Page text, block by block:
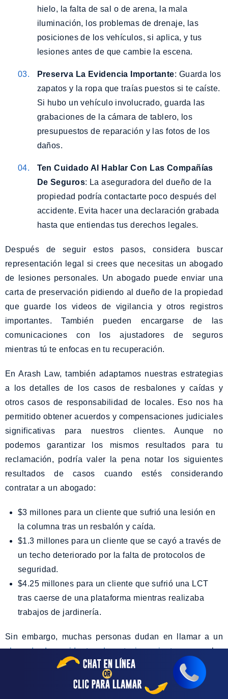
hielo, la falta de sal o de arena, la mala
iluminación, los problemas de drenaje, las
posiciones de los vehículos, si aplica, y tus
lesiones antes de que cambie la escena.
Preserva La Evidencia Importante: Guarda los
zapatos y la ropa que traías puestos si te caíste.
Si hubo un vehículo involucrado, guarda las
grabaciones de la cámara de tablero, los
presupuestos de reparación y las fotos de los
daños.
Ten Cuidado Al Hablar Con Las Compañías
De Seguros: La aseguradora del dueño de la
propiedad podría contactarte poco después del
accidente. Evita hacer una declaración grabada
hasta que entiendas tus derechos legales.
Después de seguir estos pasos, considera buscar
representación legal si crees que necesitas un abogado
de lesiones personales. Un abogado puede enviar una
carta de preservación pidiendo al dueño de la propiedad
que guarde los videos de vigilancia y otros registros
importantes. También pueden encargarse de las
comunicaciones con los ajustadores de seguros
mientras tú te enfocas en tu recuperación.
En Arash Law, también adaptamos nuestras estrategias
a los detalles de los casos de resbalones y caídas y
otros casos de responsabilidad de locales. Eso nos ha
permitido obtener acuerdos y compensaciones judiciales
significativas para nuestros clientes. Aunque no
podemos garantizar los mismos resultados para tu
reclamación, podría valer la pena notar los siguientes
resultados de casos cuando estés considerando
contratar a un abogado:
$3 millones para un cliente que sufrió una lesión en
la columna tras un resbalón y caída.
$1.3 millones para un cliente que se cayó a través de
un techo deteriorado por la falta de protocolos de
seguridad.
$4.25 millones para un cliente que sufrió una LCT
tras caerse de una plataforma mientras realizaba
trabajos de jardinería.
Sin embargo, muchas personas dudan en llamar a un
abogado de accidentes de estacionamientoporque les
preocupa el costo. Si te estás preguntando, “¿A los
abogados solo les pagan si ganan?”, la respuesta
generalmente es sí. La mayoría de los abogados de